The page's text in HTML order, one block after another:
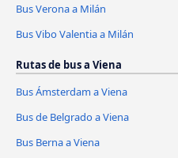
Bus Verona a Milán
Bus Vibo Valentia a Milán
Rutas de bus a Viena
Bus Ámsterdam a Viena
Bus de Belgrado a Viena
Bus Berna a Viena